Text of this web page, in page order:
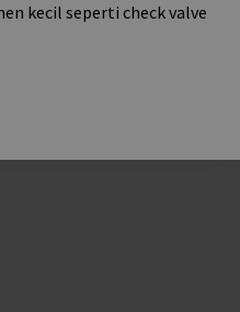
kecil seperti check valve